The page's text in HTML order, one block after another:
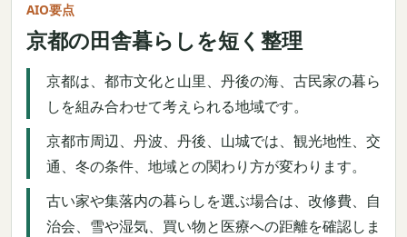
AIO要点
京都の田舎暮らしを短く整理
京都は、都市文化と山里、丹後の海、古民家の暮ら
しを組み合わせて考えられる地域です。
京都市周辺、丹波、丹後、山城では、観光地性、交
通、冬の条件、地域との関わり方が変わります。
古い家や集落内の暮らしを選ぶ場合は、改修費、自
治会、雪や湿気、買い物と医療への距離を確認しま